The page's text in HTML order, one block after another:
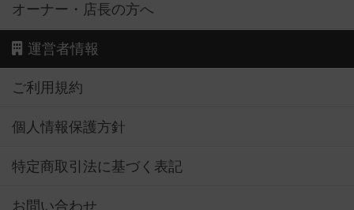
オーナー・店長の方へ
運営者情報
ご利用規約
個人情報保護方針
特定商取引法に基づく表記
お問い合わせ